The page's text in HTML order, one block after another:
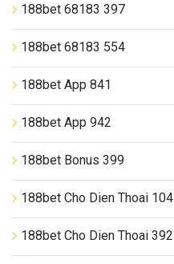
188bet 68183 397
188bet 68183 554
188bet App 841
188bet App 942
188bet Bonus 399
188bet Cho Dien Thoai 104
188bet Cho Dien Thoai 392